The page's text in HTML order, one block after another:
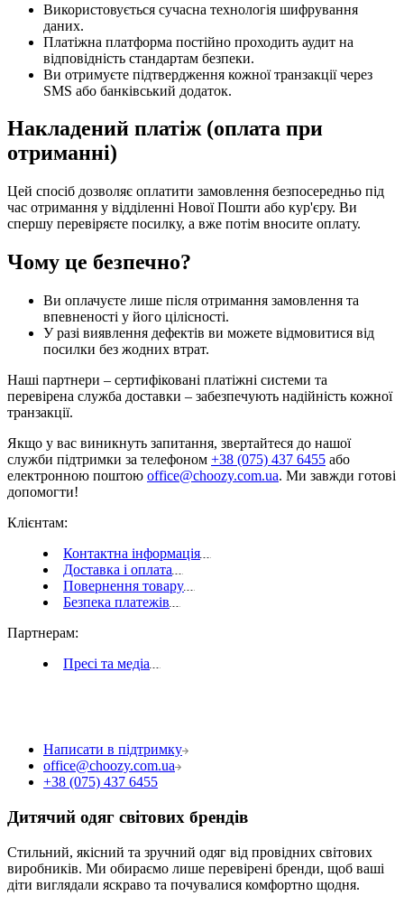
Використовується сучасна технологія шифрування
даних.
Платіжна платформа постійно проходить аудит на
відповідність стандартам безпеки.
Ви отримуєте підтвердження кожної транзакції через
SMS або банківський додаток.
Накладений платіж (оплата при
отриманні)
Цей спосіб дозволяє оплатити замовлення безпосередньо під
час отримання у відділенні Нової Пошти або кур'єру. Ви
спершу перевіряєте посилку, а вже потім вносите оплату.
Чому це безпечно?
Ви оплачуєте лише після отримання замовлення та
впевненості у його цілісності.
У разі виявлення дефектів ви можете відмовитися від
посилки без жодних втрат.
Наші партнери – сертифіковані платіжні системи та
перевірена служба доставки – забезпечують надійність кожної
транзакції.
Якщо у вас виникнуть запитання, звертайтеся до нашої
служби підтримки за телефоном +38 (075) 437 6455 або
електронною поштою office@choozy.com.ua. Ми завжди готові
допомогти!
Клієнтам:
Контактна інформація
Доставка і оплата
Повернення товару
Безпека платежів
Партнерам:
Пресі та медіа
Написати в підтримку
office@choozy.com.ua
+38 (075) 437 6455
Дитячий одяг світових брендів
Стильний, якісний та зручний одяг від провідних світових
виробників. Ми обираємо лише перевірені бренди, щоб ваші
діти виглядали яскраво та почувалися комфортно щодня.